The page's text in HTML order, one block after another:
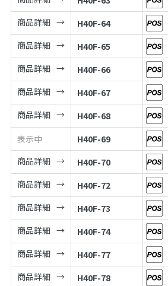
商品詳細
H40F-64
商品詳細
H40F-65
商品詳細
H40F-66
商品詳細
H40F-67
商品詳細
H40F-68
表示中
H40F-69
商品詳細
H40F-70
商品詳細
H40F-72
商品詳細
H40F-73
商品詳細
H40F-74
商品詳細
H40F-77
商品詳細
H40F-78